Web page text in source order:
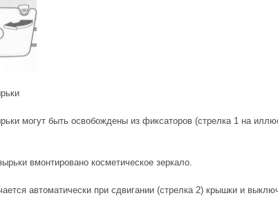
могут быть освобождены из фиксаторов (стрелка 1 на
вмонтировано косметическое зеркало.
автоматически при сдвигании (стрелка 2) крышки и